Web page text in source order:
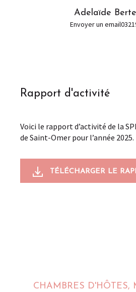
Adelaïde
Envoyer un email
Rapport d'activité
Voici le rapport d’activité de la
de Saint-Omer pour l’année 2025.
TÉLÉCHARGER LE
CHAMBRES D'HÔTES,